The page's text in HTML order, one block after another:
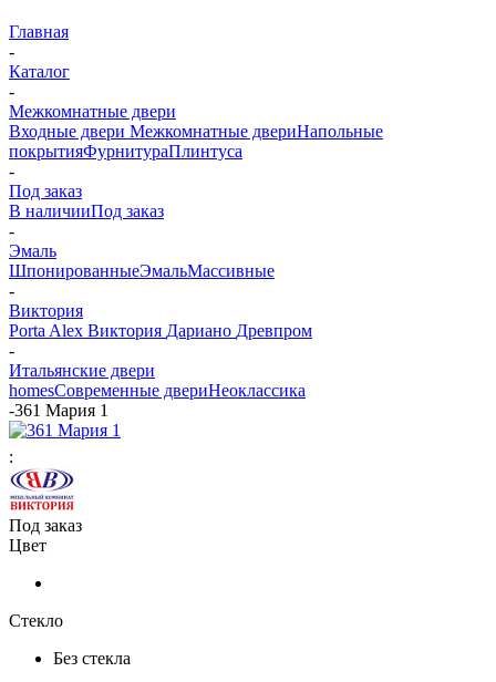
Главная
-
Каталог
-
Межкомнатные двери
Входные двери Межкомнатные двериНапольные
покрытияФурнитураПлинтуса
-
Под заказ
В наличииПод заказ
-
Эмаль
ШпонированныеЭмальМассивные
-
Виктория
Porta Alex Виктория Дариано Древпром
-
Итальянские двери
homesСовременные двериНеоклассика
-361 Мария 1
:
Под заказ
Цвет
Стекло
Без стекла